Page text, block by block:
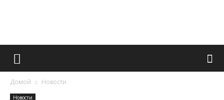
Французский
Домой Новости
Новости